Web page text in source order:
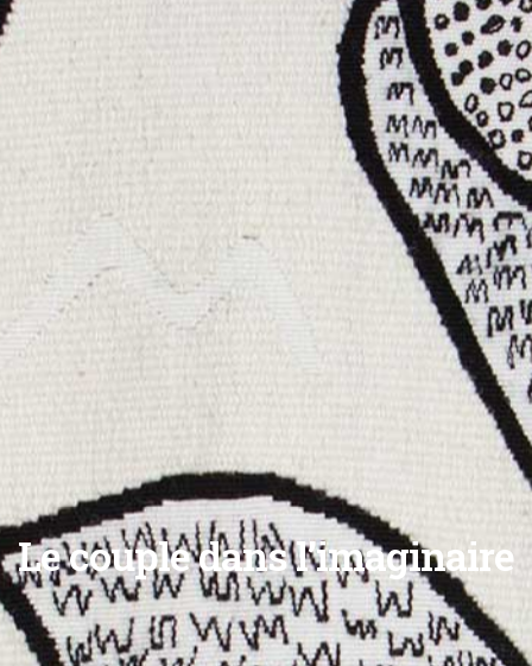
Le couple dans l’imaginaire